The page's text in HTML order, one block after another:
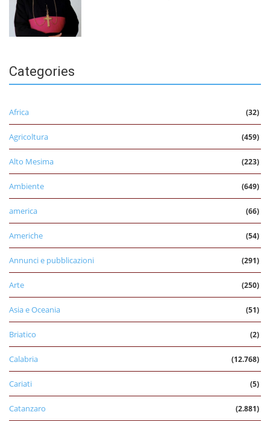
Categories
Africa (32)
Agricoltura (459)
Alto Mesima (223)
Ambiente (649)
america (66)
Americhe (54)
Annunci e pubblicazioni (291)
Arte (250)
Asia e Oceania (51)
Briatico (2)
Calabria (12.768)
Cariati (5)
Catanzaro (2.881)